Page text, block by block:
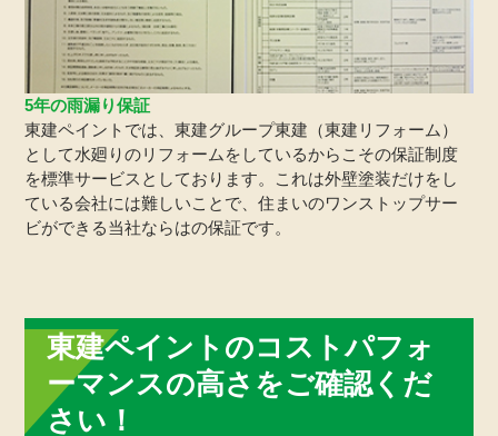
5年の雨漏り保証
東建ペイントでは、東建グループ東建（東建リフォーム）
として水廻りのリフォームをしているからこその保証制度
を標準サービスとしております。これは外壁塗装だけをし
ている会社には難しいことで、住まいのワンストップサー
ビができる当社ならはの保証です。
東建ペイントのコストパフォ
ーマンスの高さをご確認くだ
さい！